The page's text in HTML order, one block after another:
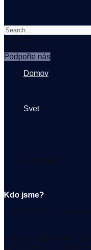
Podpořte nás
Domov
Svet
Kdo jsme?